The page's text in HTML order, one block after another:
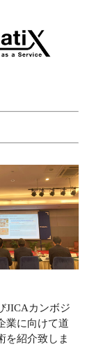
JICAカンボジ
業に向けて道
を紹介致しま